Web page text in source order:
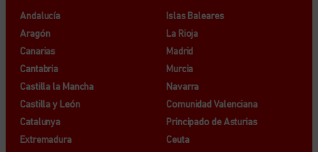
Andalucía
Aragón
Canarias
Cantabria
Castilla la Mancha
Castilla y León
Catalunya
Extremadura
Islas Baleares
La Rioja
Madrid
Murcia
Navarra
Comunidad Valenciana
Principado de Asturias
Ceuta